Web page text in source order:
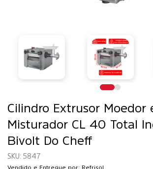
Cilindro Extrusor Moedor
Misturador CL 40 Total
Bivolt Do Cheff
5847
Vendido e Entregue por: Refrisol